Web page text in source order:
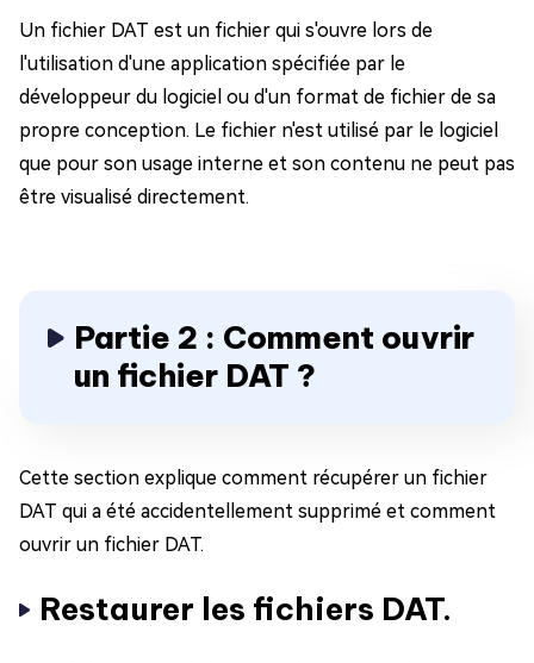
Un fichier DAT est un fichier qui s'ouvre lors de
l'utilisation d'une application spécifiée par le
développeur du logiciel ou d'un format de fichier de sa
propre conception. Le fichier n'est utilisé par le logiciel
que pour son usage interne et son contenu ne peut pas
être visualisé directement.
Partie 2 : Comment ouvrir
un fichier DAT ?
Cette section explique comment récupérer un fichier
DAT qui a été accidentellement supprimé et comment
ouvrir un fichier DAT.
Restaurer les fichiers DAT.